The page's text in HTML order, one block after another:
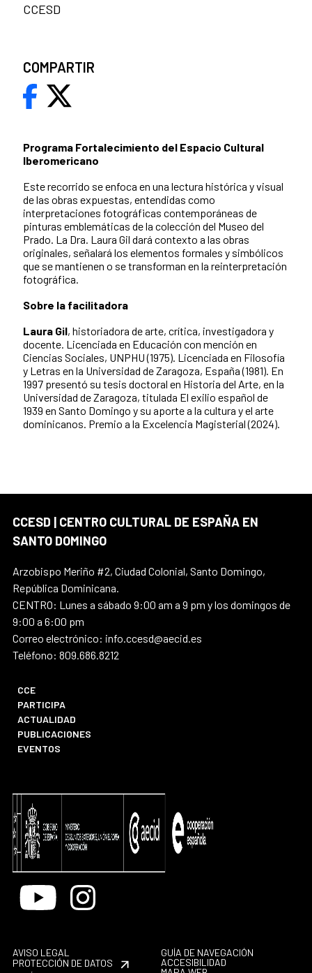
Programa Fortalecimiento del Espacio Cultural
Iberomericano
Este recorrido se enfoca en una lectura histórica y visual
de las obras expuestas, entendidas como
interpretaciones fotográficas contemporáneas de
pinturas emblemáticas de la colección del Museo del
Prado. La Dra. Laura Gil dará contexto a las obras
originales, señalará los elementos formales y simbólicos
que se mantienen o se transforman en la reinterpretación
fotográfica.
Sobre la facilitadora
Laura Gil, historiadora de arte, crítica, investigadora y
docente. Licenciada en Educación con mención en
Ciencias Sociales, UNPHU (1975). Licenciada en Filosofía
y Letras en la Universidad de Zaragoza, España (1981). En
1997 presentó su tesis doctoral en Historia del Arte, en la
Universidad de Zaragoza, titulada El exilio español de
1939 en Santo Domingo y su aporte a la cultura y el arte
dominicanos. Premio a la Excelencia Magisterial (2024).
CCESD
COMPARTIR
CCESD | CENTRO CULTURAL DE ESPAÑA EN
SANTO DOMINGO
Arzobispo Meriño #2, Ciudad Colonial, Santo Domingo,
República Dominicana.
CENTRO: Lunes a sábado 9:00 am a 9 pm y los domingos de
9:00 a 6:00 pm
Correo electrónico: info.ccesd@aecid.es
Teléfono: 809.686.8212
CCE
PARTICIPA
ACTUALIDAD
PUBLICACIONES
EVENTOS
Youtube Instagram
AVISO LEGAL
PROTECCIÓN DE DATOS
GUÍA DE NAVEGACIÓN
ACCESIBILIDAD